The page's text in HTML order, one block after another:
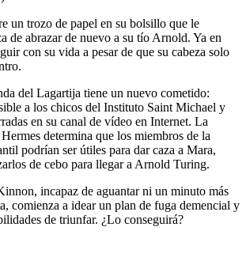
un trozo de papel en su bolsillo que le
de abrazar de nuevo a su tío Arnold. Ya en
con su vida a pesar de que su cabeza solo
del Lagartija tiene un nuevo cometido:
a los chicos del Instituto Saint Michael y
en su canal de vídeo en Internet. La
determina que los miembros de la
podrían ser útiles para dar caza a Mara,
de cebo para llegar a Arnold Turing.
incapaz de aguantar ni un minuto más
comienza a idear un plan de fuga demencial y
de triunfar. ¿Lo conseguirá?